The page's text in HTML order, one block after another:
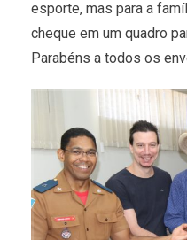
esporte, mas para a
cheque em um quadro
Parabéns a todos os